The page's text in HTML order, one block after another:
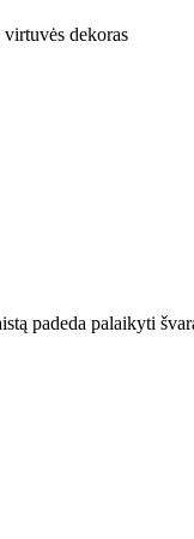
dekoras
padeda palaikyti